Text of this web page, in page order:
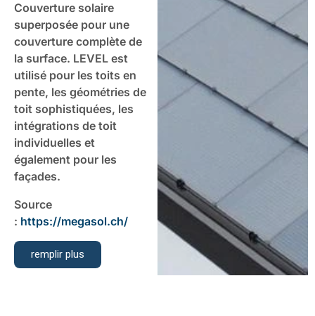
Couverture solaire
superposée pour une
couverture complète de
la surface. LEVEL est
utilisé pour les toits en
pente, les géométries de
toit sophistiquées, les
intégrations de toit
individuelles et
également pour les
façades.
Source
: https://megasol.ch/
remplir plus